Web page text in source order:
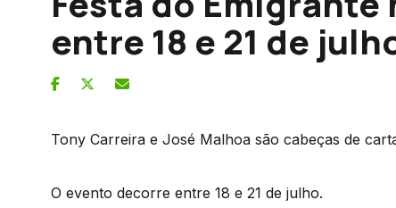
entre 18 e 21 de
Tony Carreira e José Malhoa são cabeças de
O evento decorre entre 18 e 21 de julho.